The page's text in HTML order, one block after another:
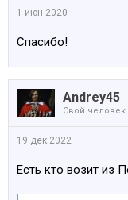
1 июн 2020
Спасибо!
Andrey45
Свой человек
19 дек 2022
Есть кто возит из